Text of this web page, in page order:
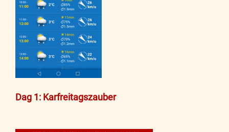
Bericht
Dag 1: Karfreitagszauber